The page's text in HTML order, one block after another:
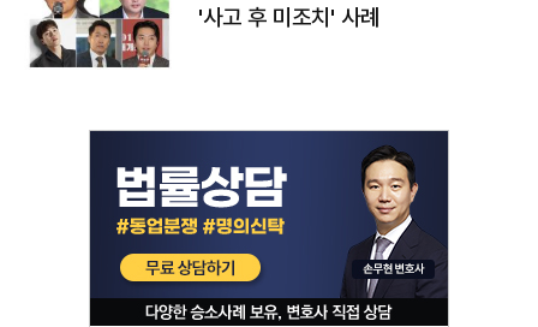
'사고 후 미조치' 사례